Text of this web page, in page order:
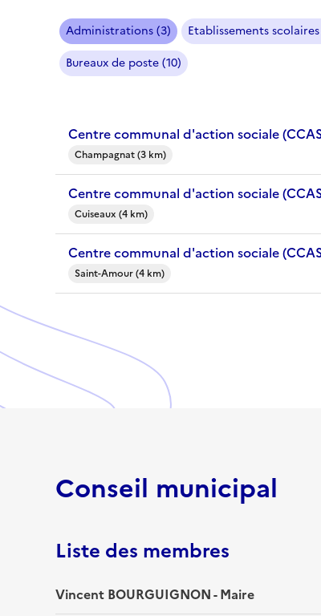
Administrations (3) Etablissements
Bureaux de poste (10)
Centre communal d'action sociale
Champagnat (3 km)
Centre communal d'action sociale
Cuiseaux (4 km)
Centre communal d'action sociale
Saint-Amour (4 km)
Conseil municipal
Liste des membres
Vincent BOURGUIGNON - Maire